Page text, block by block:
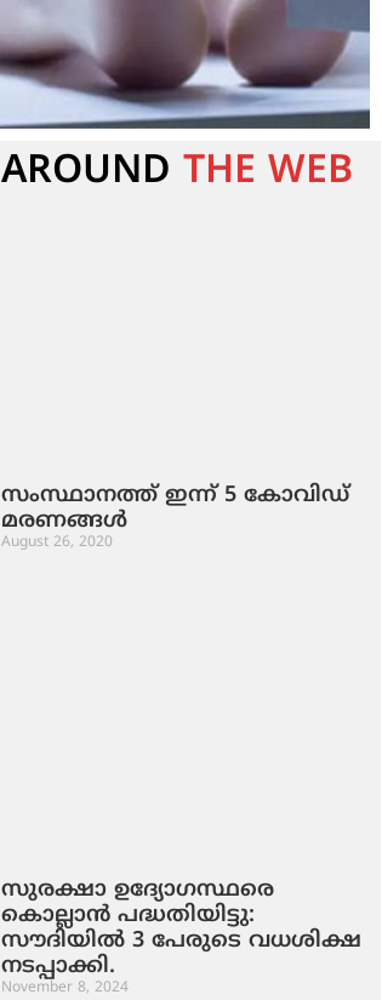
AROUND THE WEB
സംസ്ഥാനത്ത് ഇന്ന് 5 കോവിഡ്
മരണങ്ങൾ
August 26, 2020
സുരക്ഷാ ഉദ്യോഗസ്ഥരെ
കൊല്ലാൻ പദ്ധതിയിട്ടു:
സൗദിയിൽ 3 പേരുടെ വധശിക്ഷ
നടപ്പാക്കി.
November 8, 2024